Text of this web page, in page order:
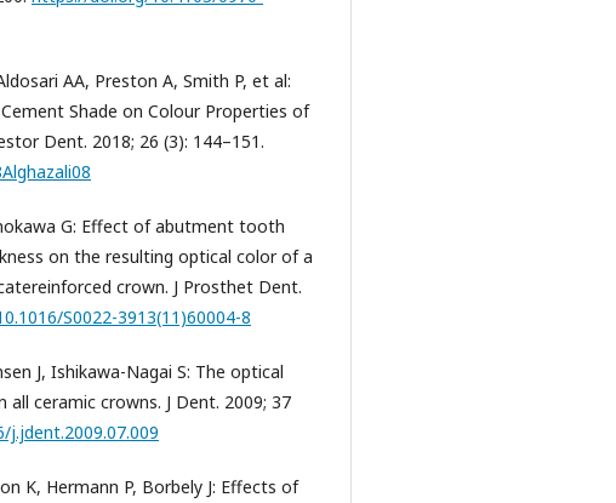
AA, Preston A, Smith P, et al:
Shade on Colour Properties of
Dent. 2018; 26 (3): 144–151.
G: Effect of abutment tooth
on the resulting optical color of a
crown. J Prosthet Dent.
S0022-3913(11)60004-8
J, Ishikawa-Nagai S: The optical
ceramic crowns. J Dent. 2009; 37
K, Hermann P, Borbely J: Effects of